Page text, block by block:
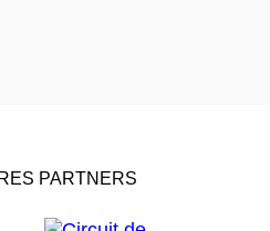
PARTNERS